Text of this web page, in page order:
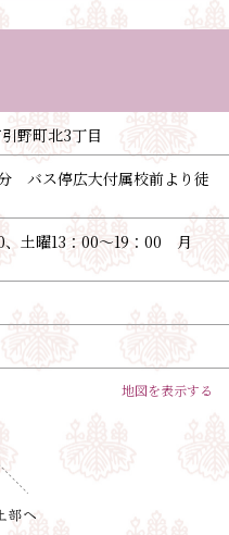
野町北3丁目
バス停広大付属校前より徒
、土曜13：00〜19：00 月
地図を表示する